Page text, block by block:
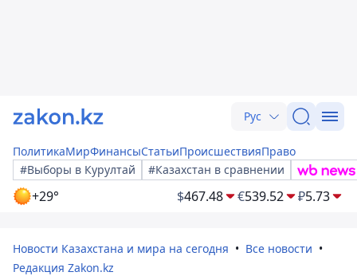
Рус
ПолитикаМирФинансыСтатьиПроисшествияПраво
#Выборы в Курултай
#Казахстан в сравнении
+29° $467.48 €539.52 ₽5.73
Новости Казахстана и мира на сегодня
Все новости
Редакция Zakon.kz